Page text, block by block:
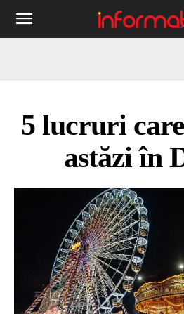
Informația
5 lucruri
astăzi în